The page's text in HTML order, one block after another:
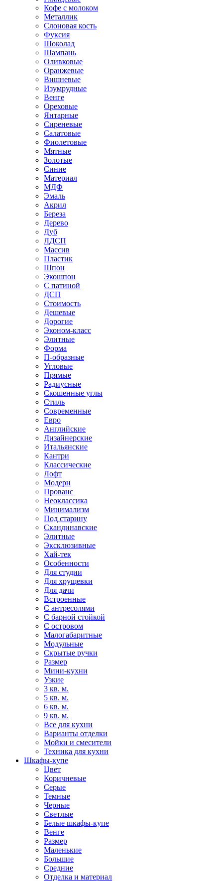
Кофе с молоком
Металлик
Слоновая кость
Фуксия
Шоколад
Шампань
Оливковые
Оранжевые
Вишневые
Изумрудные
Венге
Ореховые
Янтарные
Сиреневые
Салатовые
Фиолетовые
Мятные
Золотые
Синие
Материал
МДФ
Эмаль
Акрил
Береза
Дерево
Дуб
ЛДСП
Массив
Пластик
Шпон
Экошпон
С патиной
ДСП
Стоимость
Дешевые
Дорогие
Эконом-класс
Элитные
Форма
П-образные
Угловые
Прямые
Радиусные
Скошенные углы
Стиль
Современные
Евро
Английские
Дизайнерские
Итальянские
Кантри
Классические
Лофт
Модерн
Прованс
Неоклассика
Минимализм
Под старину
Скандинавские
Элитные
Эксклюзивные
Хай-тек
Особенности
Для студии
Для хрущевки
Для дачи
Встроенные
С антресолями
С барной стойкой
С островом
Малогабаритные
Модульные
Скрытые ручки
Размер
Мини-кухни
Узкие
3 кв. м.
5 кв. м.
6 кв. м.
9 кв. м.
Все для кухни
Варианты отделки
Мойки и смесители
Техника для кухни
Шкафы-купе
Цвет
Коричневые
Серые
Темные
Черные
Светлые
Белые шкафы-купе
Венге
Размер
Маленькие
Большие
Средние
Отделка и материал